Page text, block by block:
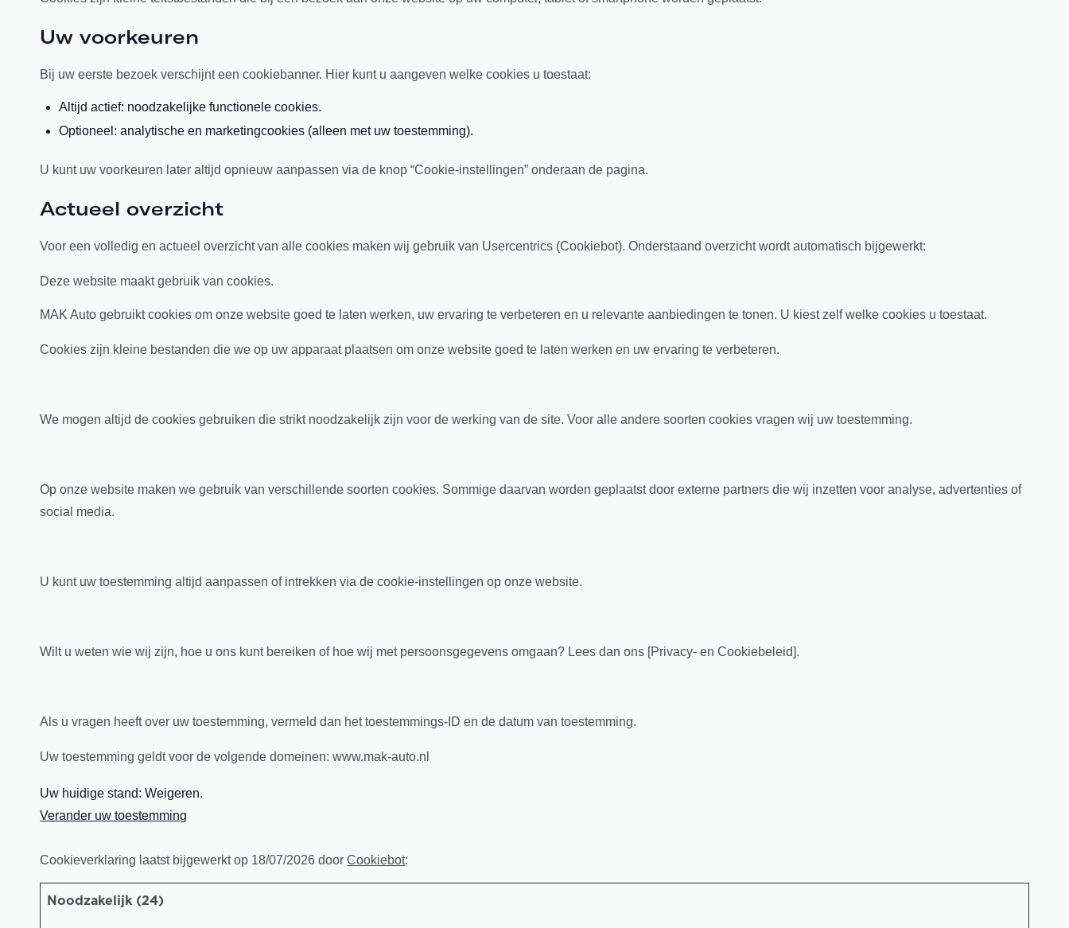
Uw voorkeuren
Bij uw eerste bezoek verschijnt een cookiebanner. Hier kunt u aangeven welke cookies u toestaat:
Altijd actief: noodzakelijke functionele cookies.
Optioneel: analytische en marketingcookies (alleen met uw toestemming).
U kunt uw voorkeuren later altijd opnieuw aanpassen via de knop “Cookie-instellingen” onderaan de pagina.
Actueel overzicht
Voor een volledig en actueel overzicht van alle cookies maken wij gebruik van Usercentrics (Cookiebot). Onderstaand overzicht wordt automatisch bijgewerkt:
Deze website maakt gebruik van cookies.
MAK Auto gebruikt cookies om onze website goed te laten werken, uw ervaring te verbeteren en u relevante aanbiedingen te tonen. U kiest zelf welke cookies u toestaat.
Cookies zijn kleine bestanden die we op uw apparaat plaatsen om onze website goed te laten werken en uw ervaring te verbeteren.
We mogen altijd de cookies gebruiken die strikt noodzakelijk zijn voor de werking van de site. Voor alle andere soorten cookies vragen wij uw toestemming.
Op onze website maken we gebruik van verschillende soorten cookies. Sommige daarvan worden geplaatst door externe partners die wij inzetten voor analyse, advertenties of
social media.
U kunt uw toestemming altijd aanpassen of intrekken via de cookie-instellingen op onze website.
Wilt u weten wie wij zijn, hoe u ons kunt bereiken of hoe wij met persoonsgegevens omgaan? Lees dan ons [Privacy- en Cookiebeleid].
Als u vragen heeft over uw toestemming, vermeld dan het toestemmings-ID en de datum van toestemming.
Uw toestemming geldt voor de volgende domeinen: www.mak-auto.nl
Uw huidige stand: Weigeren.
Verander uw toestemming
Cookieverklaring laatst bijgewerkt op 18/07/2026 doorCookiebot:
Noodzakelijk (24)